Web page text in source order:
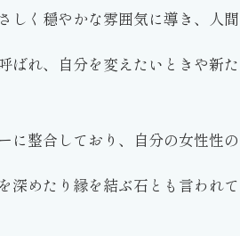
しく穏やかな雰囲気に導き、人
ばれ、自分を変えたいときや新
に整合しており、自分の女性性
深めたり縁を結ぶ石とも言われ